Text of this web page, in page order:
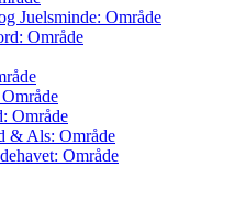
Juelsminde: Område
Område
Område
& Als: Område
Område